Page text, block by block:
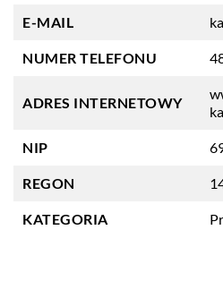
E-MAIL
NUMER TELEFONU
ADRES INTERNETOWY
NIP
REGON
KATEGORIA